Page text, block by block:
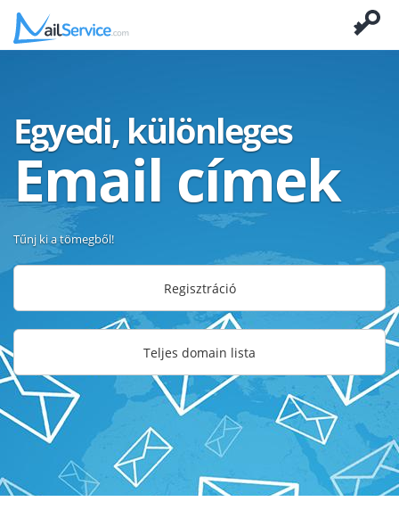
Egyedi, különleges
Email címek
Tűnj ki a tömegből!
Regisztráció
Teljes domain lista